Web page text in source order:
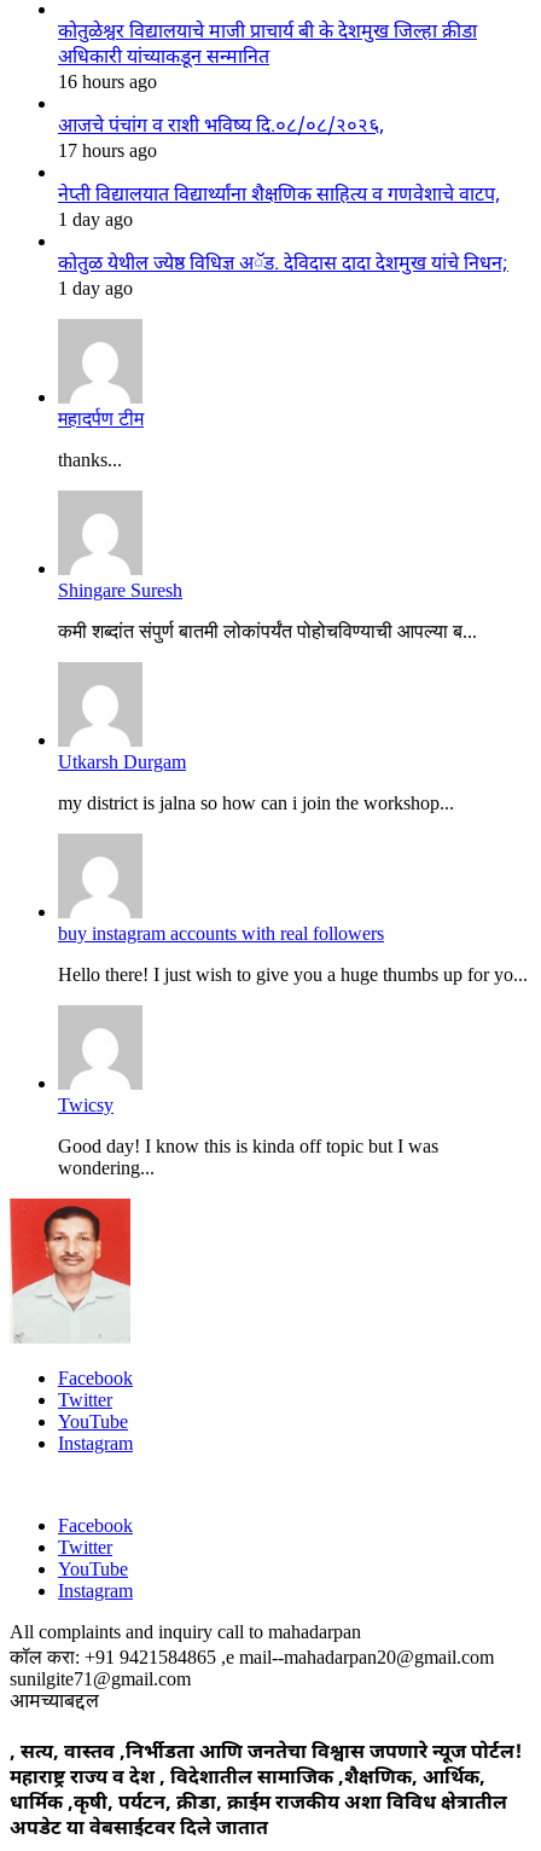
कोतुळेश्वर विद्यालयाचे माजी प्राचार्य बी के देशमुख जिल्हा क्रीडा
अधिकारी यांच्याकडून सन्मानित
16 hours ago
आजचे पंचांग व राशी भविष्य दि.०८/०८/२०२६,
17 hours ago
नेप्ती विद्यालयात विद्यार्थ्यांना शैक्षणिक साहित्य व गणवेशाचे वाटप,
1 day ago
कोतुळ येथील ज्येष्ठ विधिज्ञ अॅड. देविदास दादा देशमुख यांचे निधन;
1 day ago
महादर्पण टीम
thanks...
Shingare Suresh
कमी शब्दांत संपुर्ण बातमी लोकांपर्यंत पोहोचविण्याची आपल्या ब...
Utkarsh Durgam
my district is jalna so how can i join the workshop...
buy instagram accounts with real followers
Hello there! I just wish to give you a huge thumbs up for yo...
Twicsy
Good day! I know this is kinda off topic but I was
wondering...
Facebook
Twitter
YouTube
Instagram
Facebook
Twitter
YouTube
Instagram
All complaints and inquiry call to mahadarpan
कॉल करा: +91 9421584865 ,e mail--mahadarpan20@gmail.com
sunilgite71@gmail.com
आमच्याबद्दल
, सत्य, वास्तव ,निर्भीडता आणि जनतेचा विश्वास जपणारे न्यूज पोर्टल!
महाराष्ट्र राज्य व देश , विदेशातील सामाजिक ,शैक्षणिक, आर्थिक,
धार्मिक ,कृषी, पर्यटन, क्रीडा, क्राईम राजकीय अशा विविध क्षेत्रातील
अपडेट या वेबसाईटवर दिले जातात